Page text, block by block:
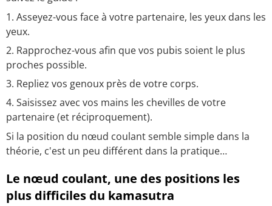
Asseyez-vous face à votre partenaire, les yeux dans les
yeux.
Rapprochez-vous afin que vos pubis soient le plus
proches possible.
Repliez vos genoux près de votre corps.
Saisissez avec vos mains les chevilles de votre
partenaire (et réciproquement).
Si la position du nœud coulant semble simple dans la
théorie, c'est un peu différent dans la pratique…
Le nœud coulant, une des positions les
plus difficiles du kamasutra